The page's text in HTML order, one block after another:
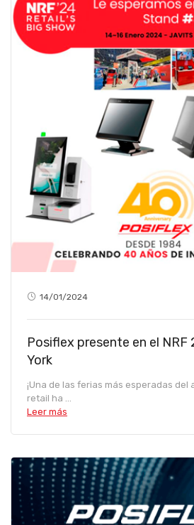
14/01/2024
Posiflex presente en el NRF
York
¡Una de las ferias más esperadas del
retail ha ...
Leer más